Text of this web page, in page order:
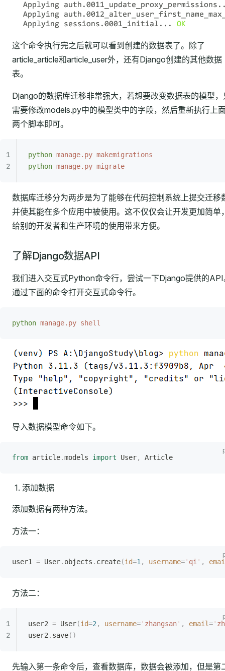
这个命令执行完之后就可以看到创建的数据表了。除了
article_article和article_user外，还有Django创建的其他数据
表。
Django的数据库迁移非常强大，若想要改变数据表的模型，
需要修改models.py中的模型类中的字段，然后重新执行上
两个脚本即可。
python manage.py makemigrations
python manage.py migrate
数据库迁移分为两步是为了能够在代码控制系统上提交迁移
并使其能在多个应用中被使用。这不仅仅会让开发更加简单
给别的开发者和生产环境的使用带来方便。
了解Django数据API
我们进入交互式Python命令行，尝试一下Django提供的
通过下面的命令打开交互式命令行。
python manage.py shell
导入数据模型命令如下。
from article.models import User, Article
添加数据
添加数据有两种方法。
方法一：
user1 = User. objects . create(id=1 , username=' qi ' ,
方法二：
user2 = User(id=2 , username=' zhangsan' , email='
user2 . save()
先输入第一条命令后，查看数据库，数据会被添加，但是第